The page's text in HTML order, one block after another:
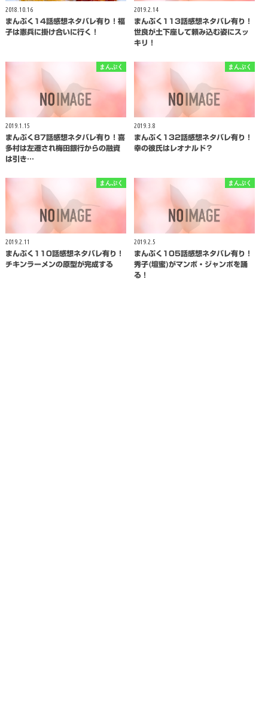
2018.10.16
まんぷく14話感想ネタバレ有り！福
子は憲兵に掛け合いに行く！
2019.2.14
まんぷく113話感想ネタバレ有り！
世良が土下座して頼み込む姿にスッ
キリ！
まんぷく
2019.1.15
まんぷく87話感想ネタバレ有り！喜
多村は左遷され梅田銀行からの融資
は引き…
まんぷく
2019.3.8
まんぷく132話感想ネタバレ有り！
幸の彼氏はレオナルド？
まんぷく
2019.2.11
まんぷく110話感想ネタバレ有り！
チキンラーメンの原型が完成する
まんぷく
2019.2.5
まんぷく105話感想ネタバレ有り！
秀子(壇蜜)がマンボ・ジャンボを踊
る！